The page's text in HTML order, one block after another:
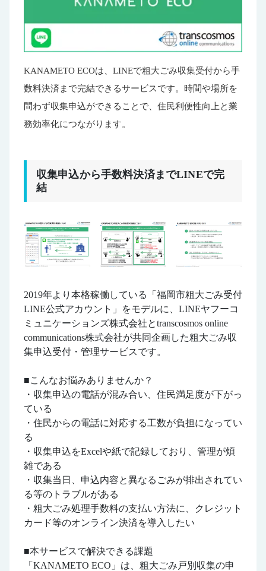
KANAMETO ECOは、LINEで粗大ごみ収集受付から手
数料決済まで完結できるサービスです。時間や場所を
問わず収集申込ができることで、住民利便性向上と業
務効率化につながります。
収集申込から手数料決済までLINEで完
結
2019年より本格稼働している「福岡市粗大ごみ受付
LINE公式アカウント」をモデルに、LINEヤフーコ
ミュニケーションズ株式会社とtranscosmos online
communications株式会社が共同企画した粗大ごみ収
集申込受付・管理サービスです。
■こんなお悩みありませんか？
・収集申込の電話が混み合い、住民満足度が下がっ
ている
・住民からの電話に対応する工数が負担になってい
る
・収集申込をExcelや紙で記録しており、管理が煩
雑である
・収集当日、申込内容と異なるごみが排出されてい
る等のトラブルがある
・粗大ごみ処理手数料の支払い方法に、クレジット
カード等のオンライン決済を導入したい
■本サービスで解決できる課題
「KANAMETO ECO」は、粗大ごみ戸別収集の申